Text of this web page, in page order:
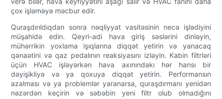
çox işləməyə məcbur edir.
Quraşdırıldıqdan sonra nəqliyyat vasitəsinin necə işlədiyini
müşahidə edin. Qeyri-adi hava giriş səslərini dinləyin,
mühərrikin yoxlama işıqlarına diqqət yetirin və yanacaq
qənaətini və qaz pedalının reaksiyasını izləyin. Kabin filtrləri
üçün HVAC işləyərkən hava axınındakı hər hansı bir
dəyişikliyə və ya qoxuya diqqət yetirin. Performansın
azalması və ya problemlər yaranarsa, quraşdırmanı yenidən
nəzərdən keçirin və səbəbin yeni filtr olub olmadığını